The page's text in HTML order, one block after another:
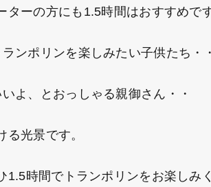
ーの方にも1.5時間はおすすめです
ンポリンを楽しみたい子供たち・・
よ、とおっしゃる親御さん・・
光景です。
時間でトランポリンをお楽しみ